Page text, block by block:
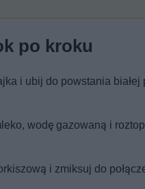
po kroku
i ubij do powstania białej
wodę gazowaną i
i zmiksuj do